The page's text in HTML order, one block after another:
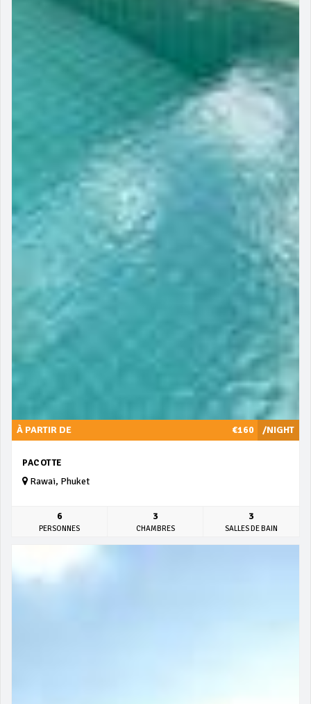
/NIGHT
À PARTIR DE €160
PACOTTE
Rawai, Phuket
6
PERSONNES
3
CHAMBRES
3
SALLES DE BAIN